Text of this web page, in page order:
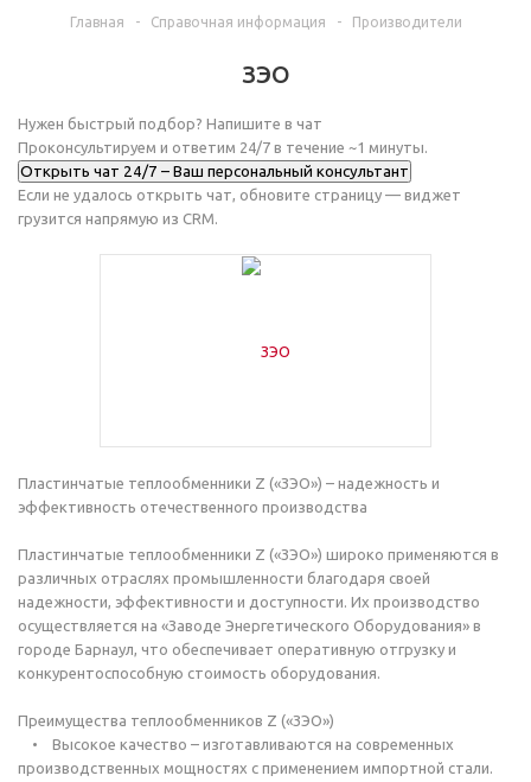
Главная - Справочная информация - Производители
ЗЭО
Нужен быстрый подбор? Напишите в чат
Проконсультируем и ответим 24/7 в течение ~1 минуты.
Открыть чат 24/7 – Ваш персональный консультант
Если не удалось открыть чат, обновите страницу — виджет
грузится напрямую из CRM.
Пластинчатые теплообменники Z («ЗЭО») – надежность и
эффективность отечественного производства
Пластинчатые теплообменники Z («ЗЭО») широко применяются в
различных отраслях промышленности благодаря своей
надежности, эффективности и доступности. Их производство
осуществляется на «Заводе Энергетического Оборудования» в
городе Барнаул, что обеспечивает оперативную отгрузку и
конкурентоспособную стоимость оборудования.
Преимущества теплообменников Z («ЗЭО»)
• Высокое качество – изготавливаются на современных
производственных мощностях с применением импортной стали.